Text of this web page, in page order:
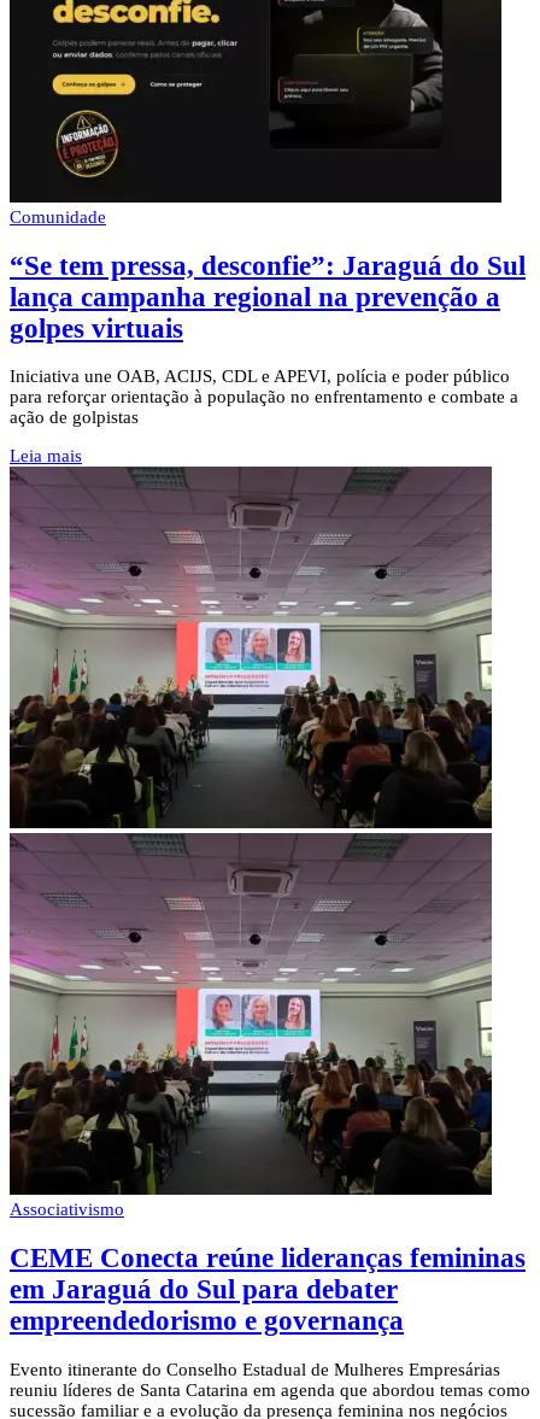
Comunidade
“Se tem pressa, desconfie”: Jaraguá do Sul
lança campanha regional na prevenção a
golpes virtuais
Iniciativa une OAB, ACIJS, CDL e APEVI, polícia e poder público
para reforçar orientação à população no enfrentamento e combate a
ação de golpistas
Leia mais
Associativismo
CEME Conecta reúne lideranças femininas
em Jaraguá do Sul para debater
empreendedorismo e governança
Evento itinerante do Conselho Estadual de Mulheres Empresárias
reuniu líderes de Santa Catarina em agenda que abordou temas como
sucessão familiar e a evolução da presença feminina nos negócios